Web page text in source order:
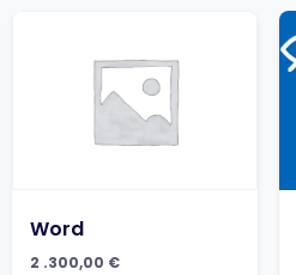
Word
2 .300,00 €